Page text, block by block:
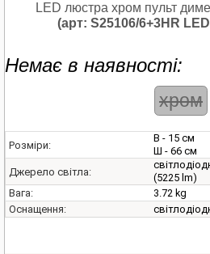
LED люстра хром пульт
(арт: S25106/6+3HR
Немає в наявності:
хром
Розміри:
В - 15 см
Ш - 66 см
Джерело світла:
(5225 lm)
Вага:
3.72 kg
Оснащення: